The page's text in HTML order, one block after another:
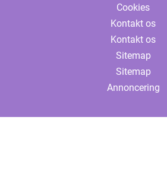
Cookies
Kontakt os
Kontakt os
Sitemap
Sitemap
Annoncering